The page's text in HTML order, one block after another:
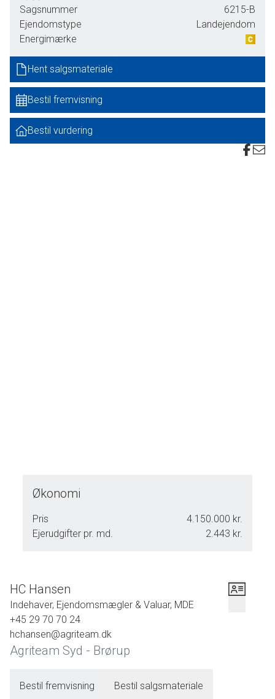
Omkring bygningerne findes desuden ca. 3 ha god agerjord,
mens det resterende areal udgøres af gårdsplads, have,
Ejendommens stuehus er i god stand og er løbende
renoveret og moderniseret.
Driftsbygningerne består af en ældre staldbygning, et
maskinhus samt en nyere garagebygning. Disse giver gode
muligheder for landbrugsdrift i mindre omfang,
Sagsnummer
6215-B
Ejendomstype
Landejendom
Energimærke
Hent salgsmateriale
Bestil fremvisning
Bestil vurdering
Økonomi
Pris
4.150.000 kr.
Ejerudgifter pr. md.
2.443 kr.
HC Hansen
Indehaver, Ejendomsmægler & Valuar, MDE
+45 29 70 70 24
hchansen@agriteam.dk
Agriteam Syd - Brørup
Bestil fremvisning Bestil salgsmateriale